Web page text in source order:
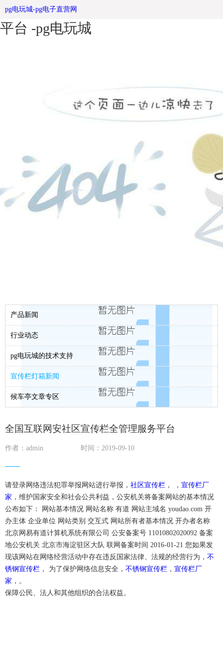
全国互联网安社区宣传栏全管理服务
平台 -pg电玩城
pg电玩城-pg电子直营网
产品新闻
行业动态
pg电玩城的技术支持
宣传栏灯箱新闻
候车亭文章专区
全国互联网安社区宣传栏全管理服务平台
作者：admin 时间：2019-09-10
请登录网络违法犯罪举报网站进行举报， 社区宣传栏 ， ， 宣传栏厂
家 ，维护国家安全和社会公共利益，公安机关将备案网站的基本情况
公布如下： 网站基本情况 网站名称 有道 网站主域名 youdao.com 开
办主体 企业单位 网站类别 交互式 网站所有者基本情况 开办者名称
北京网易有道计算机系统有限公司 公安备案号 11010802020092 备案
地公安机关 北京市海淀驻区大队 联网备案时间 2016-01-21 您如果发
现该网站在网络经营活动中存在违反国家法律、法规的经营行为， 不
锈钢宣传栏 ， 为了保护网络信息安全， 不锈钢宣传栏 ， 宣传栏厂
家 ，。
保障公民、法人和其他组织的合法权益。